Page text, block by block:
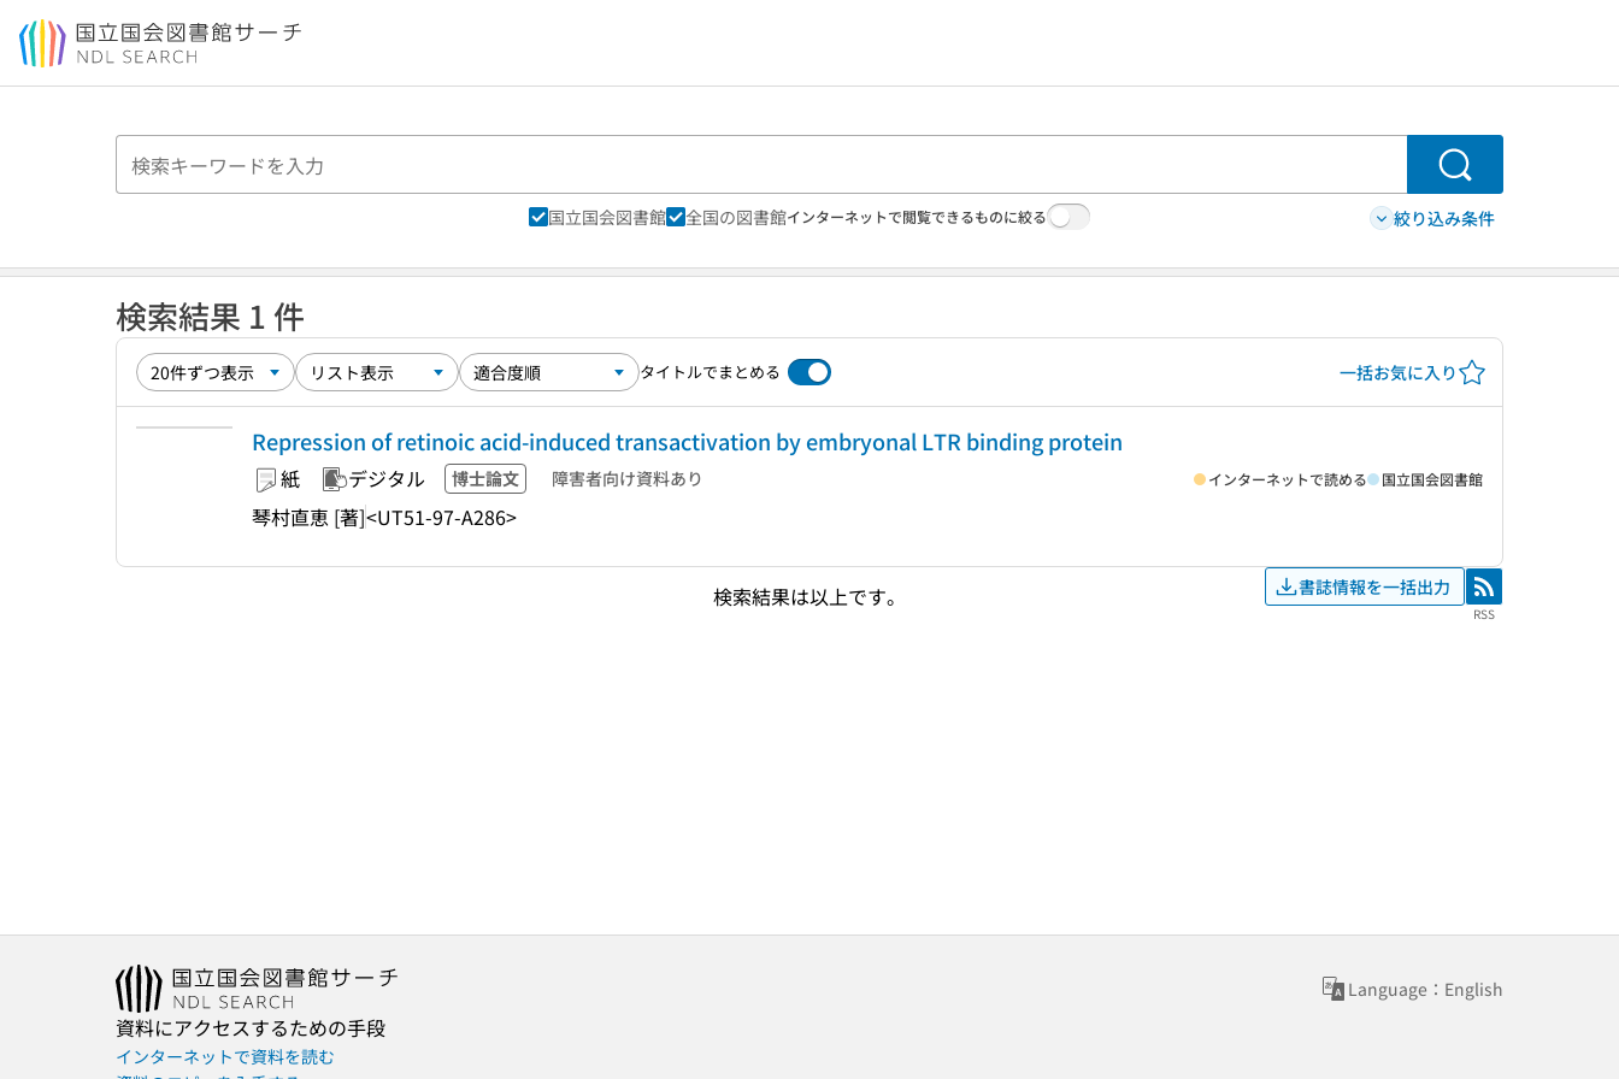
本文へ移動
検索
国立国会図書館 全国の図書館インターネットで閲覧できるものに絞る 絞り込み条件
検索結果 1 件
タイトルでまとめる 一括お気に入り
Repression of retinoic acid-induced transactivation by embryonal LTR binding protein
紙 デジタル 博士論文 障害者向け資料あり
琴村直恵 [著]<UT51-97-A286>
インターネットで読める 国立国会図書館
検索結果は以上です。 書誌情報を一括出力 RSS
RSS
Language：English
資料にアクセスするための手段
インターネットで資料を読む